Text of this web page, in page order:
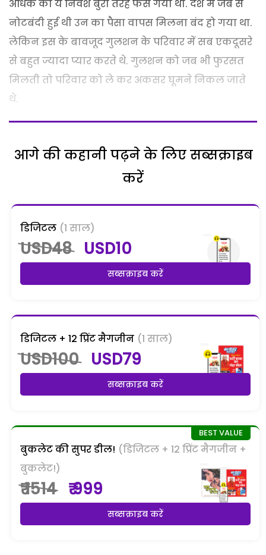
अधिक का ये निवेश बुरी तरह फंस गया था. देश में जब से
नोटबंदी हुई थी उन का पैसा वापस मिलना बंद हो गया था.
लेकिन इस के बावजूद गुलशन के परिवार में सब एकदूसरे
से बहुत ज्यादा प्यार करते थे. गुलशन को जब भी फुरसत
मिलती तो परिवार को ले कर अकसर घूमने निकल जाते
थे.
आगे की कहानी पढ़ने के लिए सब्सक्राइब
करें
डिजिटल (1 साल)
USD48 USD10
सब्सक्राइब करें
डिजिटल + 12 प्रिंट मैगजीन (1 साल)
USD100 USD79
सब्सक्राइब करें
बुकलेट की सुपर डील! (डिजिटल + 12 प्रिंट मैगजीन +
बुकलेट!)
₹ 1514 ₹ 999
सब्सक्राइब करें